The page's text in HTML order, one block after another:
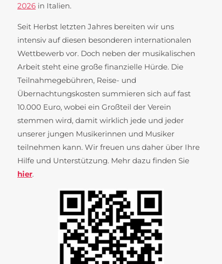
2026 in Italien.
Seit Herbst letzten Jahres bereiten wir uns
intensiv auf diesen besonderen internationalen
Wettbewerb vor. Doch neben der musikalischen
Arbeit steht eine große finanzielle Hürde. Die
Teilnahmegebühren, Reise- und
Übernachtungskosten summieren sich auf fast
10.000 Euro, wobei ein Großteil der Verein
stemmen wird, damit wirklich jede und jeder
unserer jungen Musikerinnen und Musiker
teilnehmen kann. Wir freuen uns daher über Ihre
Hilfe und Unterstützung. Mehr dazu finden Sie
hier.